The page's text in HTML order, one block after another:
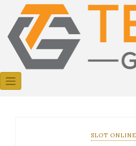
content
SLOT ONLINE